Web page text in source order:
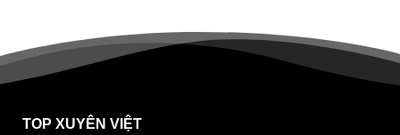
TOP XUYÊN VIỆT